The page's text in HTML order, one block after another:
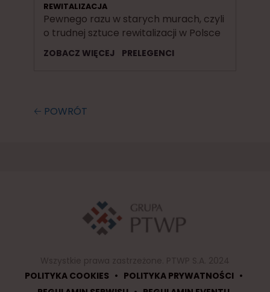
REWITALIZACJA
Pewnego razu w starych murach, czyli
o trudnej sztuce rewitalizacji w Polsce
ZOBACZ WIĘCEJ PRELEGENCI
🡠 POWRÓT
POLITYKA COOKIES • POLITYKA PRYWATNOŚCI •